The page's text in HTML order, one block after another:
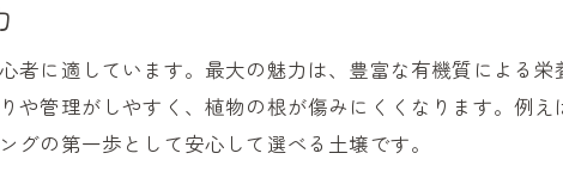
しい使い方と注意点
すすめポイントと選び方
養土の使い分け方を紹介
に適しています。最大の魅力は、豊富な有機質による栄
管理がしやすく、植物の根が傷みにくくなります。例
の第一歩として安心して選べる土壌です。